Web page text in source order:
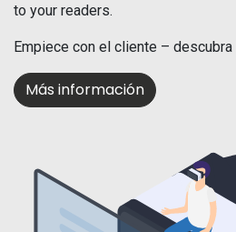
to your readers.
Empiece con el cliente –
Más información